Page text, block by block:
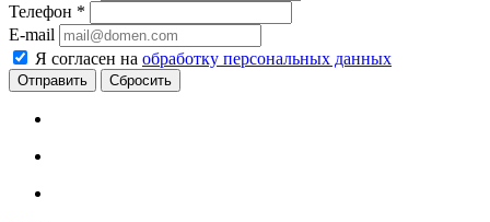
Телефон *
E-mail
Я согласен на обработку персональных данных
Сбросить